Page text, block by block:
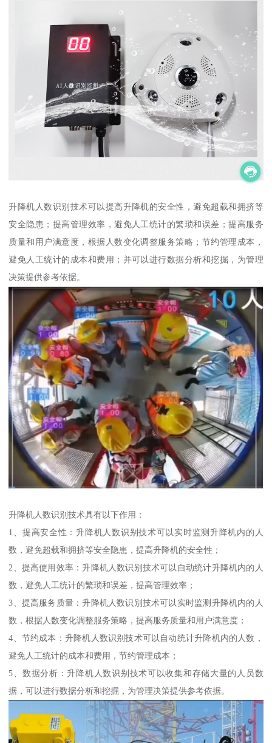
升降机人数识别技术可以提高升降机的安全性，避免超载和拥挤等
安全隐患；提高管理效率，避免人工统计的繁琐和误差；提高服务
质量和用户满意度，根据人数变化调整服务策略；节约管理成本，
避免人工统计的成本和费用；并可以进行数据分析和挖掘，为管理
决策提供参考依据。
升降机人数识别技术具有以下作用：
1、提高安全性：升降机人数识别技术可以实时监测升降机内的人
数，避免超载和拥挤等安全隐患，提高升降机的安全性；
2、提高使用效率：升降机人数识别技术可以自动统计升降机内的人
数，避免人工统计的繁琐和误差，提高管理效率；
3、提高服务质量：升降机人数识别技术可以实时监测升降机内的人
数，根据人数变化调整服务策略，提高服务质量和用户满意度；
4、节约成本：升降机人数识别技术可以自动统计升降机内的人数，
避免人工统计的成本和费用，节约管理成本；
5、数据分析：升降机人数识别技术可以收集和存储大量的人员数
据，可以进行数据分析和挖掘，为管理决策提供参考依据。